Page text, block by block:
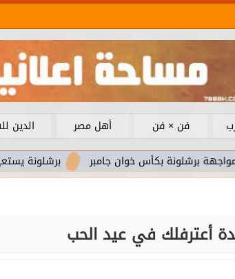
فن × فن أهل مصر الدين
برشلونة يستعيد سلاحا بكأس خوان جامبر
أعترفلك في عيد الحب